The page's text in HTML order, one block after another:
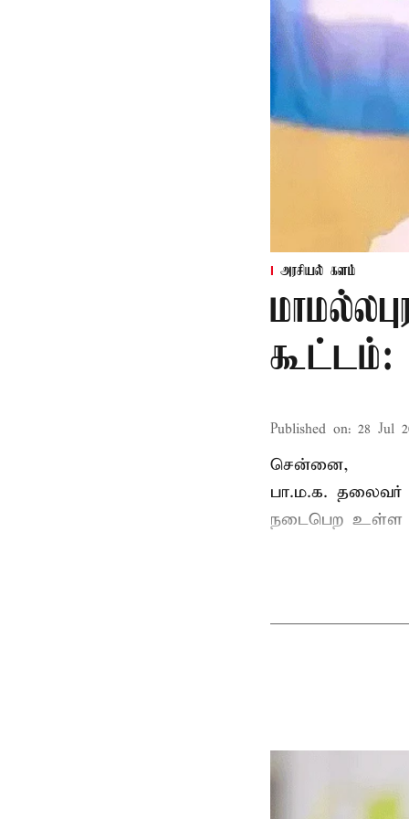
அரசியல் களம்
கூட்டம்:
Published on: 28 Jul
சென்னை,
பா.ம.க. தலைவர்
நடைபெற உள்ள